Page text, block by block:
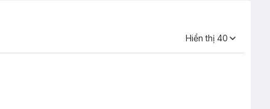
Hiển thị 40